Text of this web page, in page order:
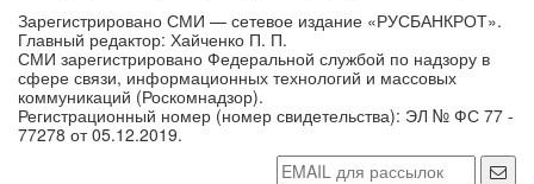
Зарегистрировано СМИ — сетевое издание «РУСБАНКРОТ».
Главный редактор: Хайченко П. П.
СМИ зарегистрировано Федеральной службой по надзору в
сфере связи, информационных технологий и массовых
коммуникаций (Роскомнадзор).
Регистрационный номер (номер свидетельства): ЭЛ № ФС 77 -
77278 от 05.12.2019.